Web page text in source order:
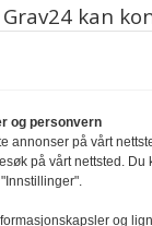
kan
og personvern
annonser på vårt
på vårt nettsted. Du
og